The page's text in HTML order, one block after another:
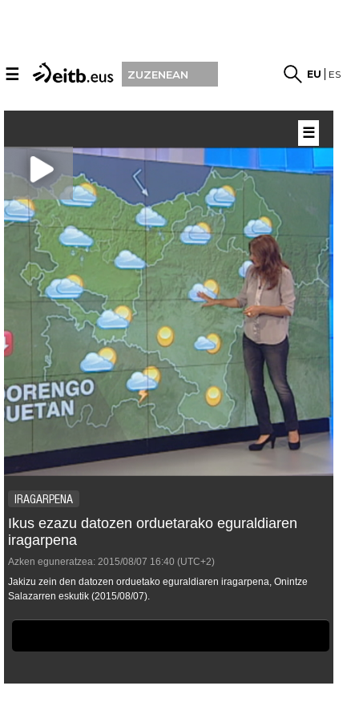
☰ ZUZENEAN EU ES
IRAGARPENA
Ikus ezazu datozen orduetarako eguraldiaren
iragarpena
Azken eguneratzea: 2015/08/07 16:40 (UTC+2)
Jakizu zein den datozen orduetako eguraldiaren iragarpena, Onintze
Salazarren eskutik (2015/08/07).
☰